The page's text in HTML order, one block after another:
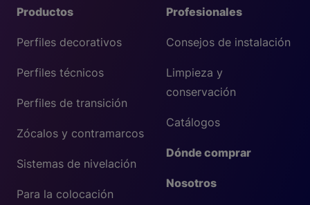
Profesionales
Consejos de instalación
Limpieza y
conservación
Catálogos
Dónde comprar
Nosotros
Productos
Perfiles decorativos
Perfiles técnicos
Perfiles de transición
Zócalos y contramarcos
Sistemas de nivelación
Para la colocación